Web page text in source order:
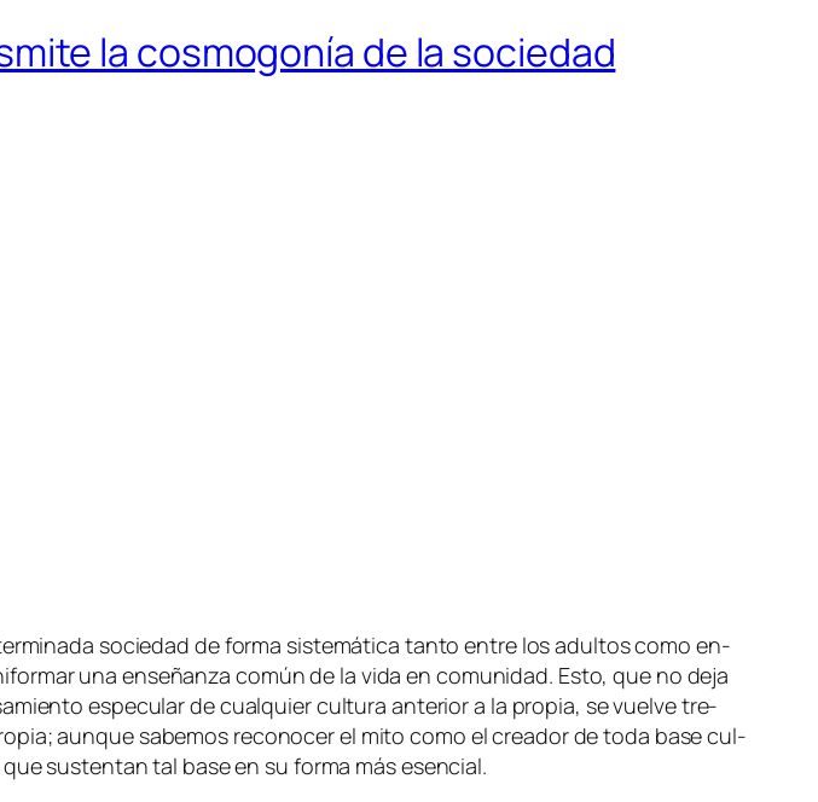
la cosmogonía de la sociedad
so­cie­dad de for­ma sis­te­má­ti­ca tan­to en­tre los adul­tos co­mo en­
una en­se­ñan­za co­mún de la vi­da en co­mu­ni­dad. Esto, que no de­ja
es­pe­cu­lar de cual­quier cul­tu­ra an­te­rior a la pro­pia, se vuel­ve tre­
aun­que sa­be­mos re­co­no­cer el mi­to co­mo el crea­dor de to­da ba­se cul­
sus­ten­tan tal ba­se en su for­ma más esencial.